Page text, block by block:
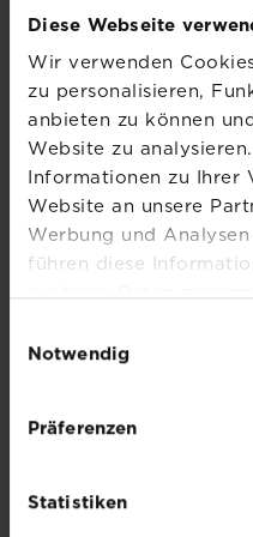
Diese Webseite
Wir verwenden
zu personalisieren,
anbieten zu können
Website zu
Informationen zu Ihrer
Website an unsere
Werbung und
führen diese
weiteren Daten
Nutzung der Dienste
Notwendig
Präferenzen
Statistiken
SUBSTRAL
Pflanzen 750 G
NEUES DESIGN